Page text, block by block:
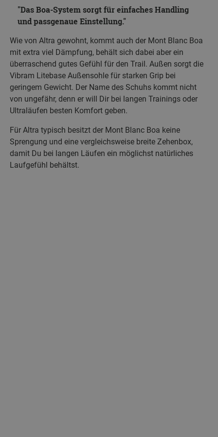
Das Boa-System sorgt für einfaches Handling
und passgenaue Einstellung.
Wie von Altra gewohnt, kommt auch der Mont Blanc Boa
mit extra viel Dämpfung, behält sich dabei aber ein
überraschend gutes Gefühl für den Trail. Außen sorgt die
Vibram Litebase Außensohle für starken Grip bei
geringem Gewicht. Der Name des Schuhs kommt nicht
von ungefähr, denn er will Dir bei langen Trainings oder
Ultraläufen besten Komfort geben.
Für Altra typisch besitzt der Mont Blanc Boa keine
Sprengung und eine vergleichsweise breite Zehenbox,
damit Du bei langen Läufen ein möglichst natürliches
Laufgefühl behältst.